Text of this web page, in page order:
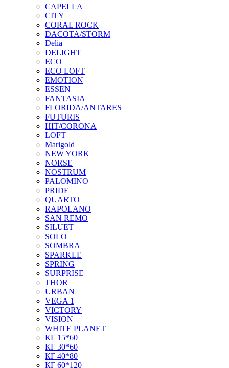
CAPELLA
CITY
CORAL ROCK
DACOTA/STORM
Delia
DELIGHT
ECO
ECO LOFT
EMOTION
ESSEN
FANTASIA
FLORIDA/ANTARES
FUTURIS
HIT/CORONA
LOFT
Marigold
NEW YORK
NORSE
NOSTRUM
PALOMINO
PRIDE
QUARTO
RAPOLANO
SAN REMO
SILUET
SOLO
SOMBRA
SPARKLE
SPRING
SURPRISE
THOR
URBAN
VEGA 1
VICTORY
VISION
WHITE PLANET
КГ 15*60
КГ 30*60
КГ 40*80
КГ 60*120